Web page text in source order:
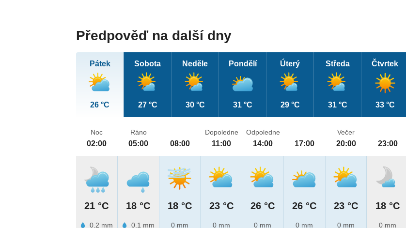
Předpověď na další dny
Pátek
26 °C
Sobota
27 °C
Neděle
30 °C
Pondělí
31 °C
Úterý
29 °C
Středa
31 °C
Čtvrtek
33 °C
Noc
02:00
21 °C
0.2 mm
Ráno
05:00
18 °C
0.1 mm
08:00
18 °C
0 mm
Dopoledne
11:00
23 °C
0 mm
Odpoledne
14:00
26 °C
0 mm
17:00
26 °C
0 mm
Večer
20:00
23 °C
0 mm
23:00
18 °C
0 mm